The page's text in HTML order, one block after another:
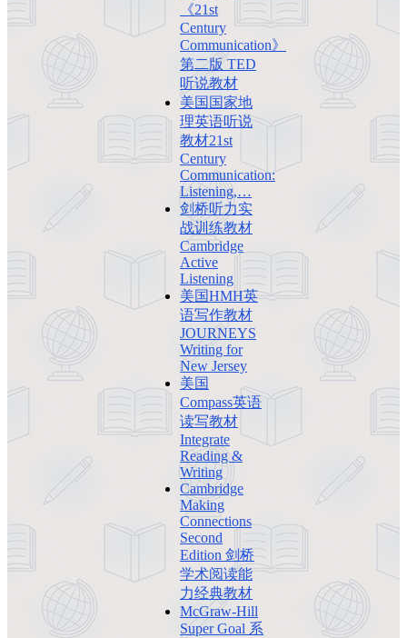
《21st
Century
Communication》
第二版 TED
听说教材
美国国家地
理英语听说
教材21st
Century
Communication:
Listening,…
剑桥听力实
战训练教材
Cambridge
Active
Listening
美国HMH英
语写作教材
JOURNEYS
Writing for
New Jersey
美国
Compass英语
读写教材
Integrate
Reading &
Writing
Cambridge
Making
Connections
Second
Edition 剑桥
学术阅读能
力经典教材
McGraw-Hill
Super Goal 系